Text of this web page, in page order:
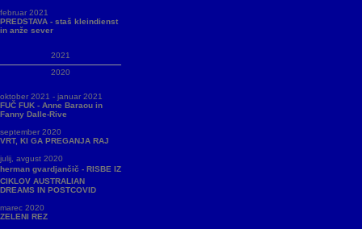
februar 2021
PREDSTAVA - staš kleindienst
in anže sever
2021
2020
oktober 2021 - januar 2021
FUČ FUK - Anne Baraou in
Fanny Dalle-Rive
september 2020
VRT, KI GA PREGANJA RAJ
julij, avgust 2020
herman gvardjančič - RISBE IZ
CIKLOV AUSTRALIAN
DREAMS IN POSTCOVID
marec 2020
ZELENI REZ